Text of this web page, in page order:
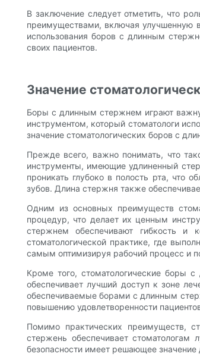
В заключение следует отметить, что
преимуществами, включая улучшенную
использования боров с длинным
своих пациентов.
Значение
Боры с длинным стержнем играют
инструментом, который стоматологи
значение стоматологических боров с
Прежде всего, важно понимать, что
инструменты, имеющие удлиненный
проникать глубоко в полость рта, что
зубов. Длина стержня также
Одним из основных преимуществ
процедур, что делает их ценным
стержнем обеспечивают гибкость и
стоматологической практике, где
самым оптимизируя рабочий процесс и
Кроме того, стоматологические боры
обеспечивает лучший доступ к зоне
обеспечиваемые борами с длинным
повышению удовлетворенности
Помимо практических преимуществ,
стержень обеспечивает
безопасности имеет решающее значение